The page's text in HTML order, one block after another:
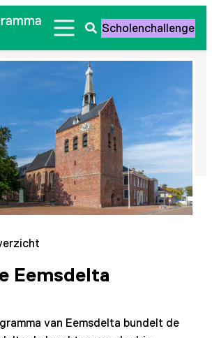
Zoeken
openen
Scholenchallenge
Eemsdelta
van Eemsdelta bundelt de